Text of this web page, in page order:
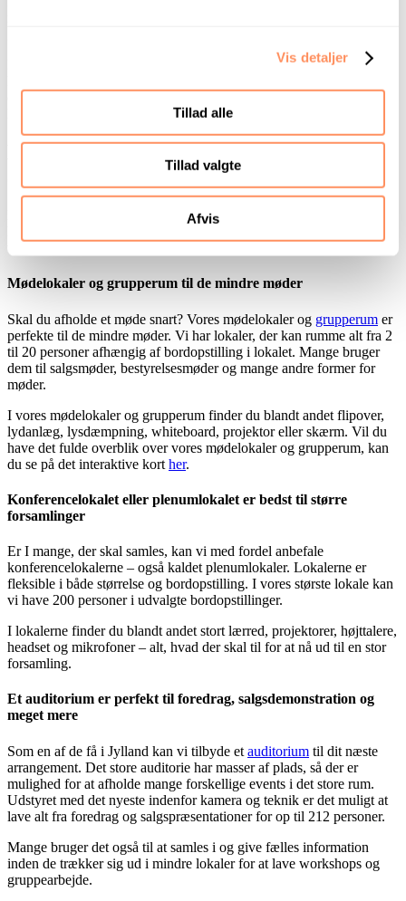
Vis detaljer
Tillad alle
Tillad valgte
Afvis
Er du så heldig at være her hele dagen, kan du altid se frem til vores
den måde er du sikker på at få noget godt at spise, hver gang du
holder dit arrangement på Trinity Hotel og Konference.
Mødelokale, konferencelokale eller
Mulighederne er mange, når du skal booke os til din næste
Mødelokaler og grupperum til de mindre møder
Skal du afholde et møde snart? Vores mødelokaler og grupperum er
perfekte til de mindre møder. Vi har lokaler, der kan rumme alt fra 2
til 20 personer afhængig af bordopstilling i lokalet. Mange bruger
dem til salgsmøder, bestyrelsesmøder og mange andre former for
møder.
I vores mødelokaler og grupperum finder du blandt andet flipover,
lydanlæg, lysdæmpning, whiteboard, projektor eller skærm. Vil du
have det fulde overblik over vores mødelokaler og grupperum, kan
du se på det interaktive kort her.
Konferencelokalet eller plenumlokalet er bedst til større
forsamlinger
Er I mange, der skal samles, kan vi med fordel anbefale
konferencelokalerne – også kaldet plenumlokaler. Lokalerne er
fleksible i både størrelse og bordopstilling. I vores største lokale kan
vi have 200 personer i udvalgte bordopstillinger.
I lokalerne finder du blandt andet stort lærred, projektorer, højttalere,
headset og mikrofoner – alt, hvad der skal til for at nå ud til en stor
forsamling.
Et auditorium er perfekt til foredrag, salgsdemonstration og
meget mere
Som en af de få i Jylland kan vi tilbyde et auditorium til dit næste
arrangement. Det store auditorie har masser af plads, så der er
mulighed for at afholde mange forskellige events i det store rum.
Udstyret med det nyeste indenfor kamera og teknik er det muligt at
lave alt fra foredrag og salgspræsentationer for op til 212 personer.
Mange bruger det også til at samles i og give fælles information
inden de trækker sig ud i mindre lokaler for at lave workshops og
gruppearbejde.